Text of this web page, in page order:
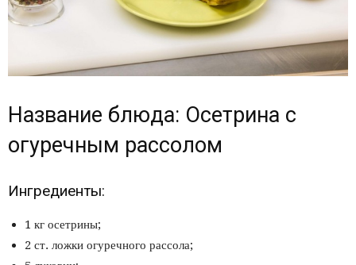
Название блюда: Осетрина с
огуречным рассолом
Ингредиенты:
1 кг осетрины;
2 ст. ложки огуречного рассола;